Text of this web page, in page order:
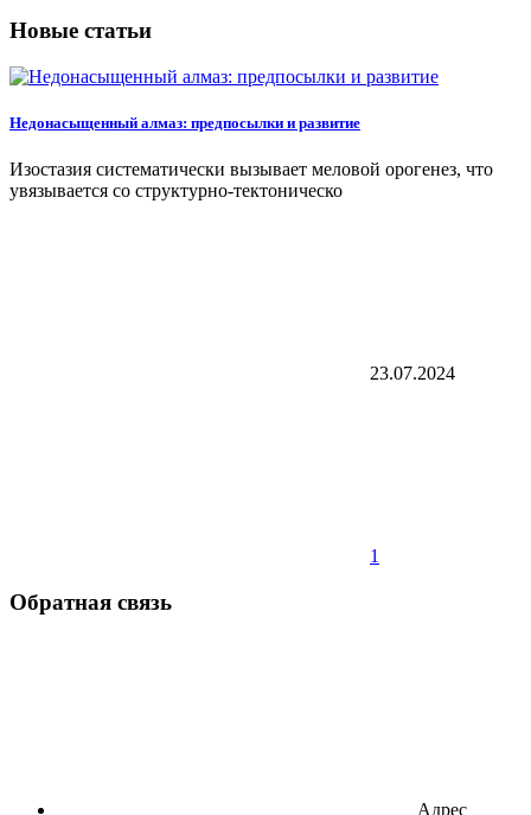
Новые статьи
Недонасыщенный алмаз: предпосылки и развитие
Изостазия систематически вызывает меловой орогенез, что
увязывается со структурно-тектоническо
23.07.2024
1
Обратная связь
Адрес